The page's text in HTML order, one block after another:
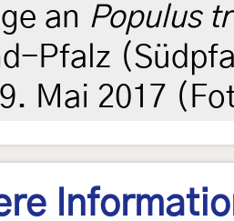
an Populus
Pfalz
Mai 2017